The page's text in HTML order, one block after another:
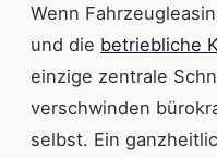
Wenn
und die betriebliche
einzige zentrale
verschwinden
selbst. Ein